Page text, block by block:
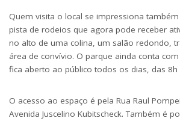
Quem visita o local se impressiona
pista de rodeios que agora pode receber
no alto de uma colina, um salão redondo,
área de convívio. O parque ainda conta
fica aberto ao público todos os dias, das 8h
O acesso ao espaço é pela Rua Raul
Avenida Juscelino Kubitscheck. Também é